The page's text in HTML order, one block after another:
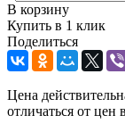
В корзину
Купить в 1 клик
Поделиться
Цена
отличаться от цен